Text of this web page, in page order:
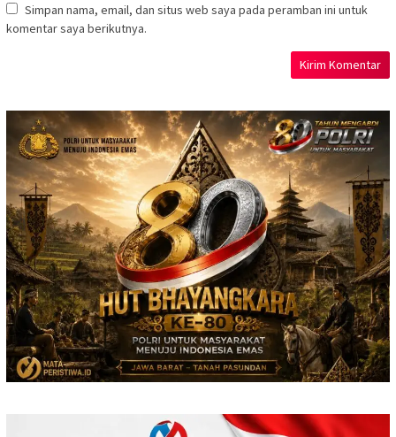
Simpan nama, email, dan situs web saya pada peramban ini untuk
komentar saya berikutnya.